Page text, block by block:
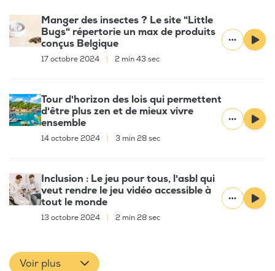
Manger des insectes ? Le site "Little
Bugs" répertorie un max de produits
conçus Belgique
17 octobre 2024 2 min 43 sec
Tour d'horizon des lois qui permettent
d'être plus zen et de mieux vivre
ensemble
14 octobre 2024 3 min 28 sec
Inclusion : Le jeu pour tous, l'asbl qui
veut rendre le jeu vidéo accessible à
tout le monde
13 octobre 2024 2 min 28 sec
Voir plus